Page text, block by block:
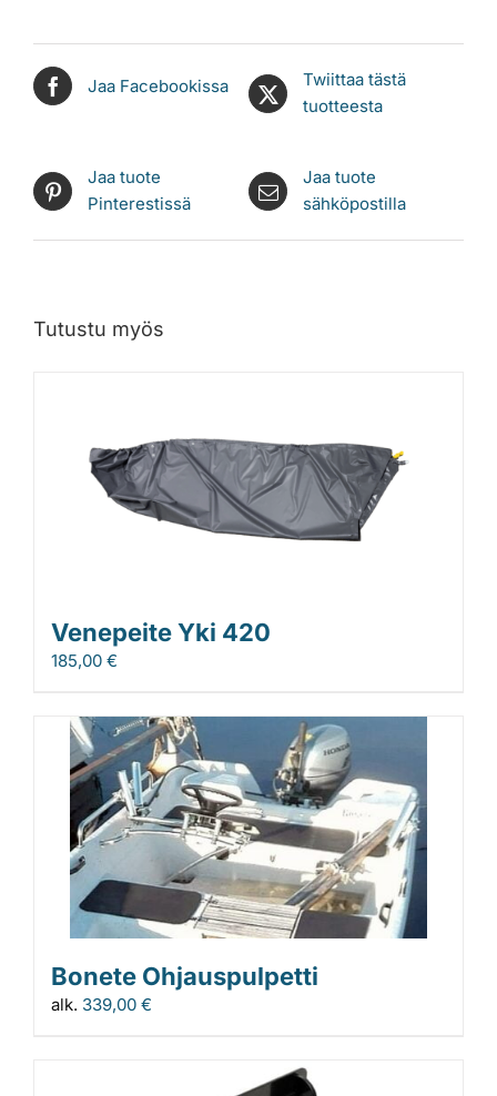
Jaa Facebookissa
Twiittaa tästä
tuotteesta
Jaa tuote
Pinterestissä
Jaa tuote
sähköpostilla
Tutustu myös
Venepeite Yki 420
185,00 €
Bonete Ohjauspulpetti
alk. 339,00 €